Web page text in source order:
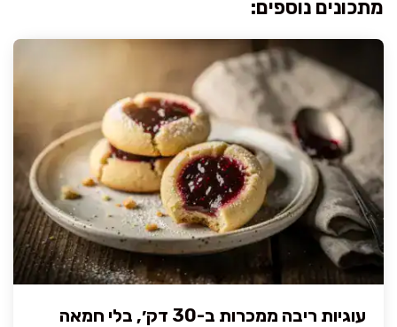
מתכונים נוספים:
עוגיות ריבה ממכרות ב-30 דק׳, בלי חמאה